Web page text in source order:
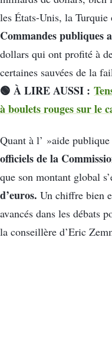
les États-Unis, la Turquie
Commandes publiques
dollars qui ont profité à
certaines sauvées de la
🟢 À LIRE AUSSI :
à boulets rouges sur le
Quant à l’ »aide
officiels de la
que son montant global
d’euros. Un chiffre bien
avancés dans les débats
la conseillère d’Eric